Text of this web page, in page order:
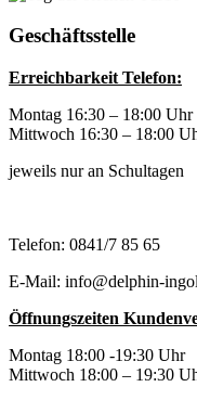
Geschäftsstelle
Erreichbarkeit Telefon:
Montag 16:30 – 18:00 Uhr
Mittwoch 16:30 – 18:00
jeweils nur an Schultagen
Telefon: 0841/7 85 65
E-Mail: info@delphin-
Öffnungszeiten
Montag 18:00 -19:30 Uhr
Mittwoch 18:00 – 19:30